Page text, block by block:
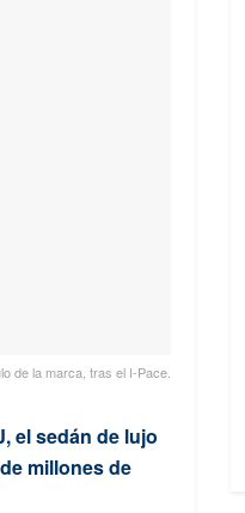
de la marca, tras el I-Pace.
el sedán de lujo
millones de